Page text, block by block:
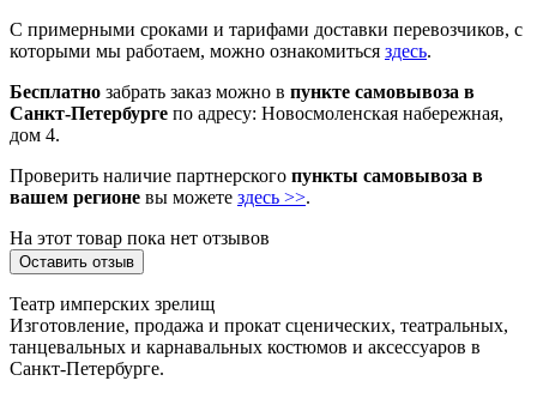
С примерными сроками и тарифами доставки перевозчиков, с
которыми мы работаем, можно ознакомиться здесь.
Бесплатно забрать заказ можно в пункте самовывоза в
Санкт-Петербурге по адресу: Новосмоленская набережная,
дом 4.
Проверить наличие партнерского пункты самовывоза в
вашем регионе вы можете здесь >>.
На этот товар пока нет отзывов
Оставить отзыв
Театр имперских зрелищ
Изготовление, продажа и прокат сценических, театральных,
танцевальных и карнавальных костюмов и аксессуаров в
Санкт-Петербурге.